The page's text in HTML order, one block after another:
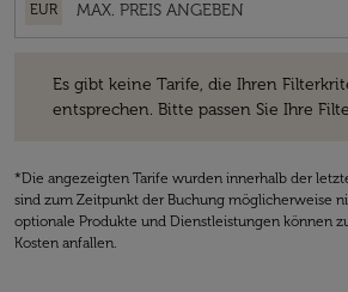
EUR
Es gibt keine Tarife, die Ihren
entsprechen. Bitte passen Sie Ihre
*Die angezeigten Tarife wurden innerhalb der
sind zum Zeitpunkt der Buchung möglicherweise
optionale Produkte und Dienstleistungen können
Kosten anfallen.